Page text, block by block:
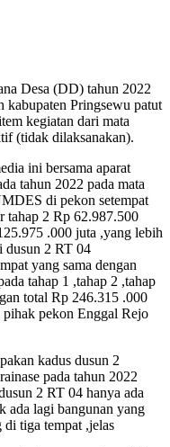
Desa (DD) tahun 2022
Pringsewu patut
kegiatan dari mata
(tidak dilaksanakan).
ini bersama aparat
tahun 2022 pada mata
di pekon setempat
tahap 2 Rp 62.987.500
.000 juta ,yang lebih
dusun 2 RT 04
yang sama dengan
tahap 1 ,tahap 2 ,tahap
total Rp 246.315 .000
pihak pekon Enggal Rejo
kadus dusun 2
pada tahun 2022
2 RT 04 hanya ada
ada lagi bangunan yang
tiga tempat ,jelas